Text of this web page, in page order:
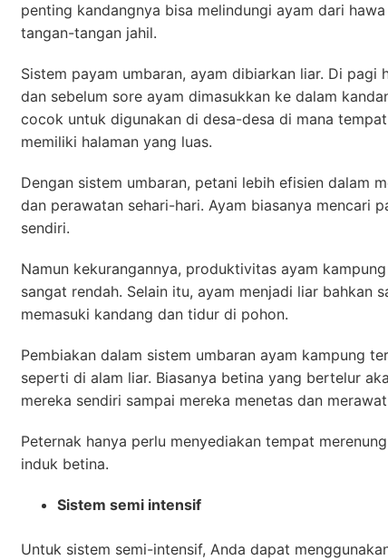
penting kandangnya bisa melindungi ayam dari
tangan-tangan jahil.
Sistem payam umbaran, ayam dibiarkan liar. Di pagi
dan sebelum sore ayam dimasukkan ke dalam
cocok untuk digunakan di desa-desa di mana
memiliki halaman yang luas.
Dengan sistem umbaran, petani lebih efisien dalam
dan perawatan sehari-hari. Ayam biasanya mencari
sendiri.
Namun kekurangannya, produktivitas ayam
sangat rendah. Selain itu, ayam menjadi liar bahkan
memasuki kandang dan tidur di pohon.
Pembiakan dalam sistem umbaran ayam kampung
seperti di alam liar. Biasanya betina yang bertelur
mereka sendiri sampai mereka menetas dan
Peternak hanya perlu menyediakan tempat
induk betina.
Sistem semi intensif
Untuk sistem semi-intensif, Anda dapat